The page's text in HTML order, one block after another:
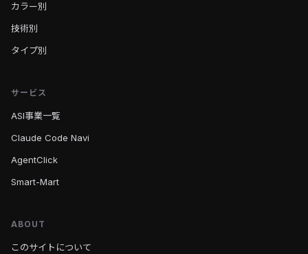
カラー別
技術別
タイプ別
サービス
ASI事業一覧
Claude Code Navi
AgentClick
Smart-Mart
ABOUT
このサイトについて